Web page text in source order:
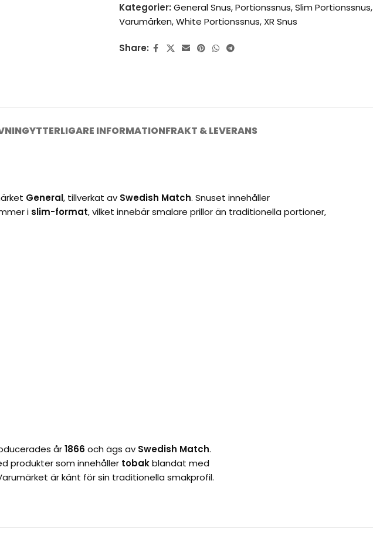
Kategorier: General Snus,Portionssnus,Slim Portionssnus,
Varumärken,White Portionssnus, XR Snus
Share:
YTTERLIGARE INFORMATIONFRAKT & LEVERANS
General, tillverkat av Swedish Match. Snuset innehåller
i slim-format, vilket innebär smalare prillor än traditionella portioner,
år1866 och ägs av Swedish Match.
produkter som innehåller tobakblandat med
är känt för sin traditionella smakprofil.